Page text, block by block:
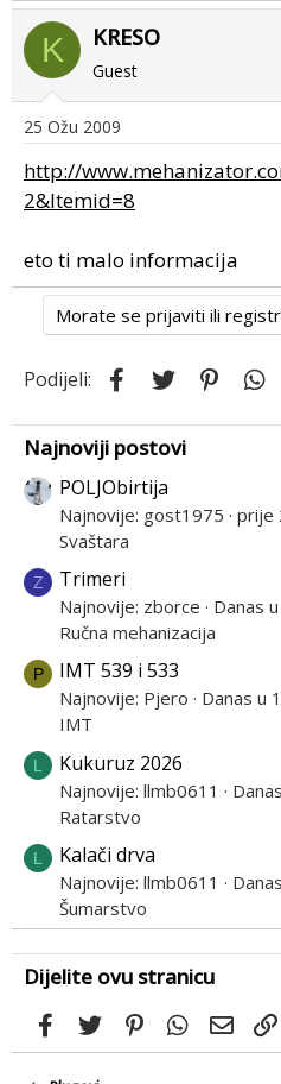
K KRESO
Guest
25 Ožu 2009
http://
2&Itemid=8
eto ti malo informacija
Morate se prijaviti ili
Podijeli: Facebook
Twitter
Najnoviji postovi
POLJObirtija
Najnovije: gost1975 prije
Svaštara
Z Trimeri
Najnovije: zborce
Danas
Ručna mehanizacija
P IMT 539 i 533
Najnovije: Pjero
Danas u
IMT
L Kukuruz 2026
Najnovije: llmb0611
Ratarstvo
L Kalači drva
Najnovije: llmb0611
Šumarstvo
Dijelite ovu stranicu
FacebookTwitterPinterestWhatsApp
Email